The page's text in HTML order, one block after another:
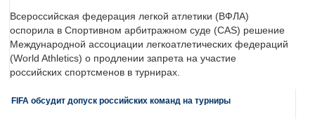
Всероссийская федерация легкой атлетики (ВФЛА)
оспорила в Спортивном арбитражном суде (CAS) решение
Международной ассоциации легкоатлетических федераций
(World Athletics) о продлении запрета на участие
российских спортсменов в турнирах.
FIFA обсудит допуск российских команд на турниры